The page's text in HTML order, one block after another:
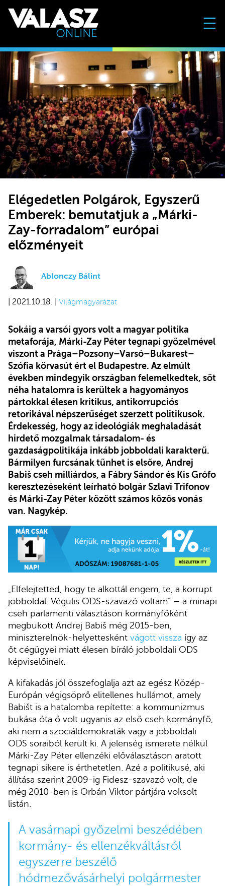
☰
Elégedetlen Polgárok, Egyszerű
Emberek: bemutatjuk a „Márki-
Zay-forradalom” európai
előzményeit
Ablonczy Bálint
| 2021.10.18. | Világmagyarázat
Sokáig a varsói gyors volt a magyar politika
metaforája, Márki-Zay Péter tegnapi győzelmével
viszont a Prága–Pozsony–Varsó–Bukarest–
Szófia körvasút ért el Budapestre. Az elmúlt
években mindegyik országban felemelkedtek, sőt
néha hatalomra is kerültek a hagyományos
pártokkal élesen kritikus, antikorrupciós
retorikával népszerűséget szerzett politikusok.
Érdekesség, hogy az ideológiák meghaladását
hirdető mozgalmak társadalom- és
gazdaságpolitikája inkább jobboldali karakterű.
Bármilyen furcsának tűnhet is elsőre, Andrej
Babiš cseh milliárdos, a Fábry Sándor és Kis Grófo
keresztezéseként leírható bolgár Szlavi Trifonov
és Márki-Zay Péter között számos közös vonás
van. Nagykép.
„Elfelejtetted, hogy te alkottál engem, te, a korrupt
jobboldal. Végülis ODS-szavazó voltam” – a minapi
cseh parlamenti választáson kormányfőként
megbukott Andrej Babiš még 2015-ben,
miniszterelnök-helyettesként vágott vissza így az
őt cégügyei miatt élesen bíráló jobboldali ODS
képviselőinek.
A kifakadás jól összefoglalja azt az egész Közép-
Európán végigsöprő elitellenes hullámot, amely
Babišt is a hatalomba repítette: a kommunizmus
bukása óta ő volt ugyanis az első cseh kormányfő,
aki nem a szociáldemokraták vagy a jobboldali
ODS soraiból került ki. A jelenség ismerete nélkül
Márki-Zay Péter ellenzéki előválasztáson aratott
tegnapi sikere is érthetetlen. Azé a politikusé, aki
állítása szerint 2009-ig Fidesz-szavazó volt, de
még 2010-ben is Orbán Viktor pártjára voksolt
listán.
A vasárnapi győzelmi beszédében
kormány- és ellenzékváltásról
egyszerre beszélő
hódmezővásárhelyi polgármester